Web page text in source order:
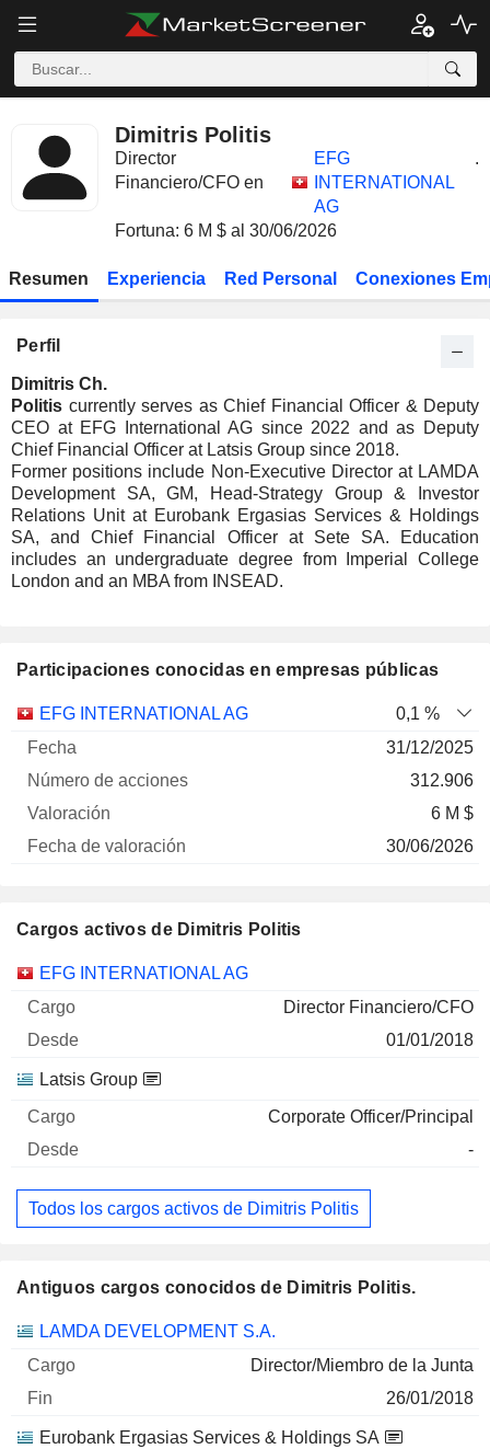
Dimitris Politis
Director
Financiero/CFO en
EFG
INTERNATIONAL
AG
.
Fortuna: 6 M $ al 30/06/2026
Resumen Experiencia Red Personal Conexiones
Perfil
Dimitris Ch.
Politis currently serves as Chief Financial Officer & Deputy
CEO at EFG International AG since 2022 and as Deputy
Chief Financial Officer at Latsis Group since 2018.
Former positions include Non-Executive Director at LAMDA
Development SA, GM, Head-Strategy Group & Investor
Relations Unit at Eurobank Ergasias Services & Holdings
SA, and Chief Financial Officer at Sete SA. Education
includes an undergraduate degree from Imperial College
London and an MBA from INSEAD.
Participaciones conocidas en empresas públicas
Empresa
Número
valoración
EFG INTERNATIONAL AG
0,1 %
31/12/2025
312.906
6 M $
30/06/2026
Cargos activos de Dimitris Politis
Empresas Cargo Inicio
EFG INTERNATIONAL AG
Director Financiero/CFO
01/01/2018
Latsis Group
Corporate Officer/Principal
-
Todos los cargos activos de Dimitris Politis
Antiguos cargos conocidos de Dimitris Politis.
Empresas Cargo Fin
LAMDA DEVELOPMENT S.A.
Director/Miembro de la Junta
26/01/2018
Eurobank Ergasias Services & Holdings SA